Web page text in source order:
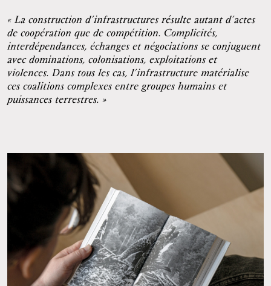
« La construction d’infrastructures résulte autant d’actes
de coopération que de compétition. Complicités,
interdépendances, échanges et négociations se conjuguent
avec dominations, colonisations, exploitations et
violences. Dans tous les cas, l’infrastructure matérialise
ces coalitions complexes entre groupes humains et
puissances terrestres. »